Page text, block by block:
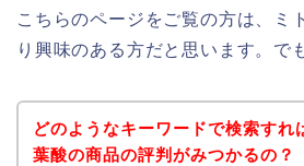
こちらのページをご覧の方は、ミ
り興味のある方だと思います。で
どのようなキーワードで検索すれ
葉酸の商品の評判がみつかるの？